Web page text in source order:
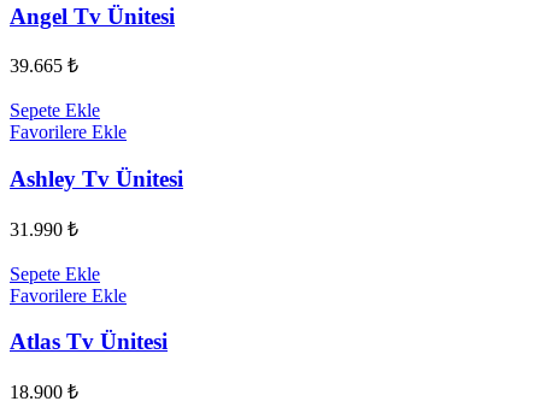
Angel Tv Ünitesi
39.665 ₺
Sepete Ekle
Favorilere Ekle
Ashley Tv Ünitesi
31.990 ₺
Sepete Ekle
Favorilere Ekle
Atlas Tv Ünitesi
18.900 ₺